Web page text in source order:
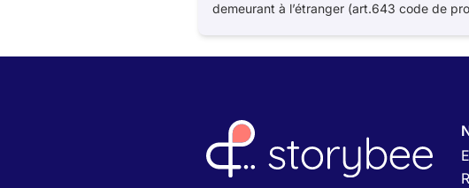
demeurant à l’étranger (art.643 code de